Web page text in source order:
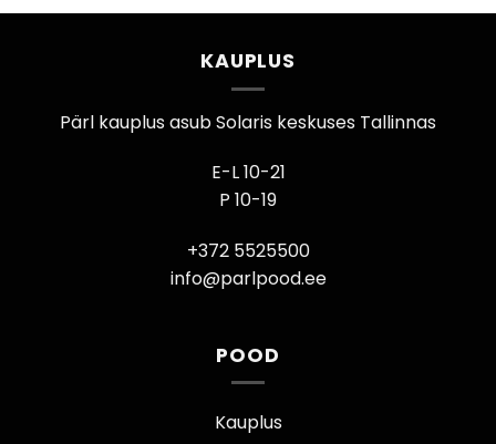
KAUPLUS
Pärl kauplus asub Solaris keskuses Tallinnas
E-L 10-21
P 10-19
+372 5525500
info@parlpood.ee
POOD
Kauplus